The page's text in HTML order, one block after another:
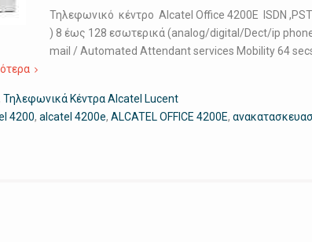
Τηλεφωνικό κέντρο Alcatel Office 4200E ISDN
) 8 έως 128 εσωτερικά (analog/digital/Dect/ip
mail / Automated Attendant services Mobility 64
Τηλεφωνικά Κέντρα Alcatel Lucent
4200, alcatel 4200e, ALCATEL OFFICE 4200E,